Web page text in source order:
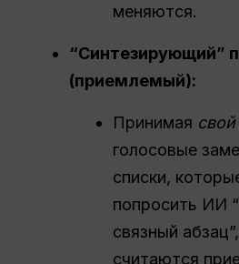
меняются.
“Синтезирующий”
(приемлемый):
Принимая свой
голосовые
списки,
попросить ИИ
связный
считаются